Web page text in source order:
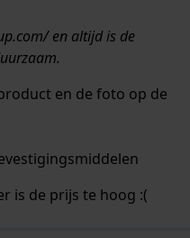
en altijd is de
en de foto op de
is de prijs te hoog :(